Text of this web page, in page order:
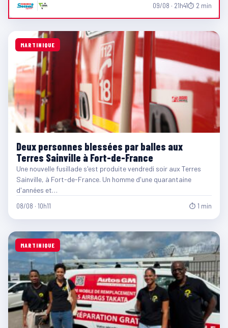
09/08 · 21h41⏱ 2 min
MARTINIQUE
Deux personnes blessées par balles aux
Terres Sainville à Fort-de-France
Une nouvelle fusillade s'est produite vendredi soir aux Terres
Sainville, à Fort-de-France. Un homme d'une quarantaine
d'années et…
08/08 · 10h11 ⏱ 1 min
MARTINIQUE